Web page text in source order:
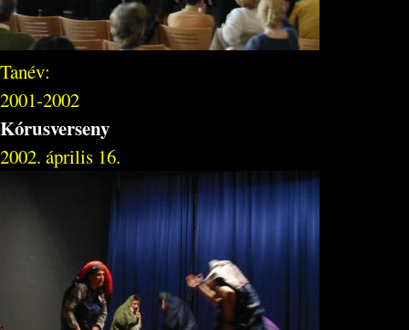
Tanév:
2001-2002
Kórusverseny
2002. április 16.